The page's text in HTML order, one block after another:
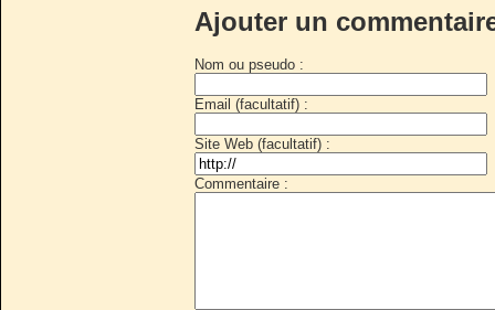
Ajouter un
Nom ou pseudo :
Email (facultatif) :
Site Web (facultatif) :
Commentaire :